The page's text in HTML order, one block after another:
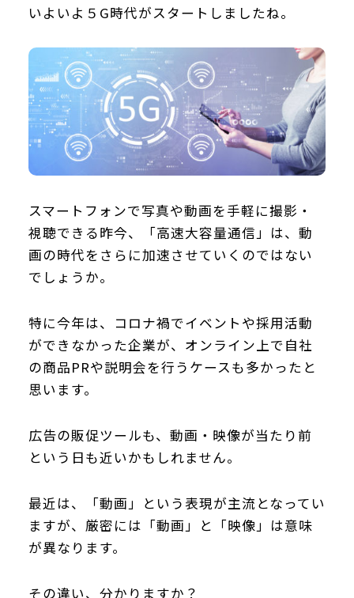
いよいよ５G時代がスタートしましたね。
スマートフォンで写真や動画を手軽に撮影・
視聴できる昨今、「高速大容量通信」は、動
画の時代をさらに加速させていくのではない
でしょうか。
特に今年は、コロナ禍でイベントや採用活動
ができなかった企業が、オンライン上で自社
の商品PRや説明会を行うケースも多かったと
思います。
広告の販促ツールも、動画・映像が当たり前
という日も近いかもしれません。
最近は、「動画」という表現が主流となってい
ますが、厳密には「動画」と「映像」は意味
が異なります。
その違い、分かりますか？